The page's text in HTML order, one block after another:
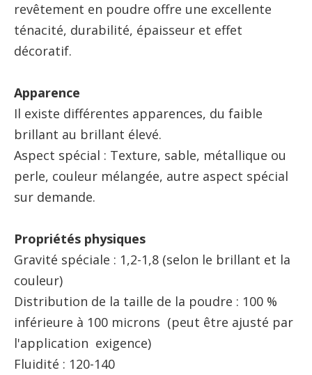
revêtement en poudre offre une excellente
ténacité, durabilité, épaisseur et effet
décoratif.
Apparence
Il existe différentes apparences, du faible
brillant au brillant élevé.
Aspect spécial : Texture, sable, métallique ou
perle, couleur mélangée, autre aspect spécial
sur demande.
Propriétés physiques
Gravité spéciale : 1,2-1,8 (selon le brillant et la
couleur)
Distribution de la taille de la poudre : 100 %
inférieure à 100 microns (peut être ajusté par
l'application exigence)
Fluidité : 120-140